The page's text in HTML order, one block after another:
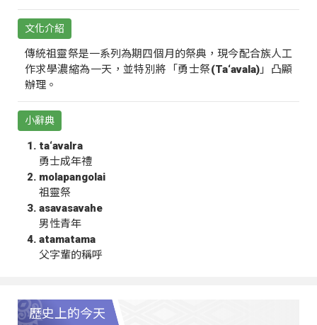
文化介紹
傳統祖靈祭是一系列為期四個月的祭典，現今配合族人工
作求學濃縮為一天，並特別將「勇士祭(Ta‘avala)」凸顯
辦理。
小辭典
ta‘avalra
勇士成年禮
molapangolai
祖靈祭
asavasavahe
男性青年
atamatama
父字輩的稱呼
歷史上的今天